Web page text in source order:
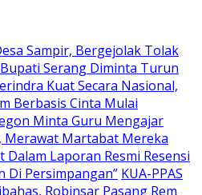
Sampir, Bergejolak Tolak
Serang Diminta Turun
Kuat Secara Nasional,
Berbasis Cinta Mulai
Minta Guru Mengajar
Merawat Martabat Mereka
Laporan Resmi Resensi
Di Persimpangan” KUA-PPAS
Robinsar Pasang Rem